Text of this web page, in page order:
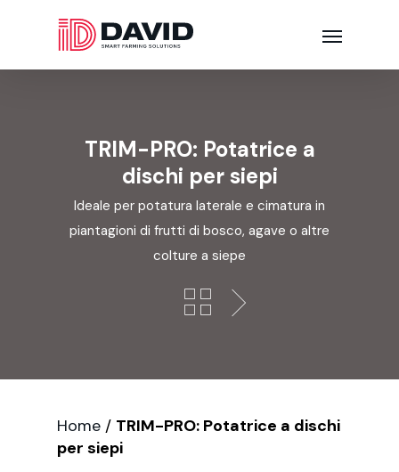
TRIM-PRO: Potatrice a
dischi per siepi
Ideale per potatura laterale e cimatura in
piantagioni di frutti di bosco, agave o altre
colture a siepe
Home / TRIM-PRO: Potatrice a dischi
per siepi